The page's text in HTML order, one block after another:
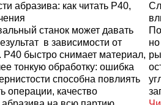
абразива: как читать P40,
станок может давать
в зависимости от
быстро снимает материал,
тонкую обработку: ошибка
способна повлиять
операции, качество